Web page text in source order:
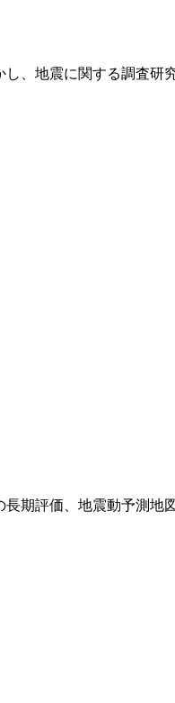
、地震に関する調査
期評価、地震動予測地図